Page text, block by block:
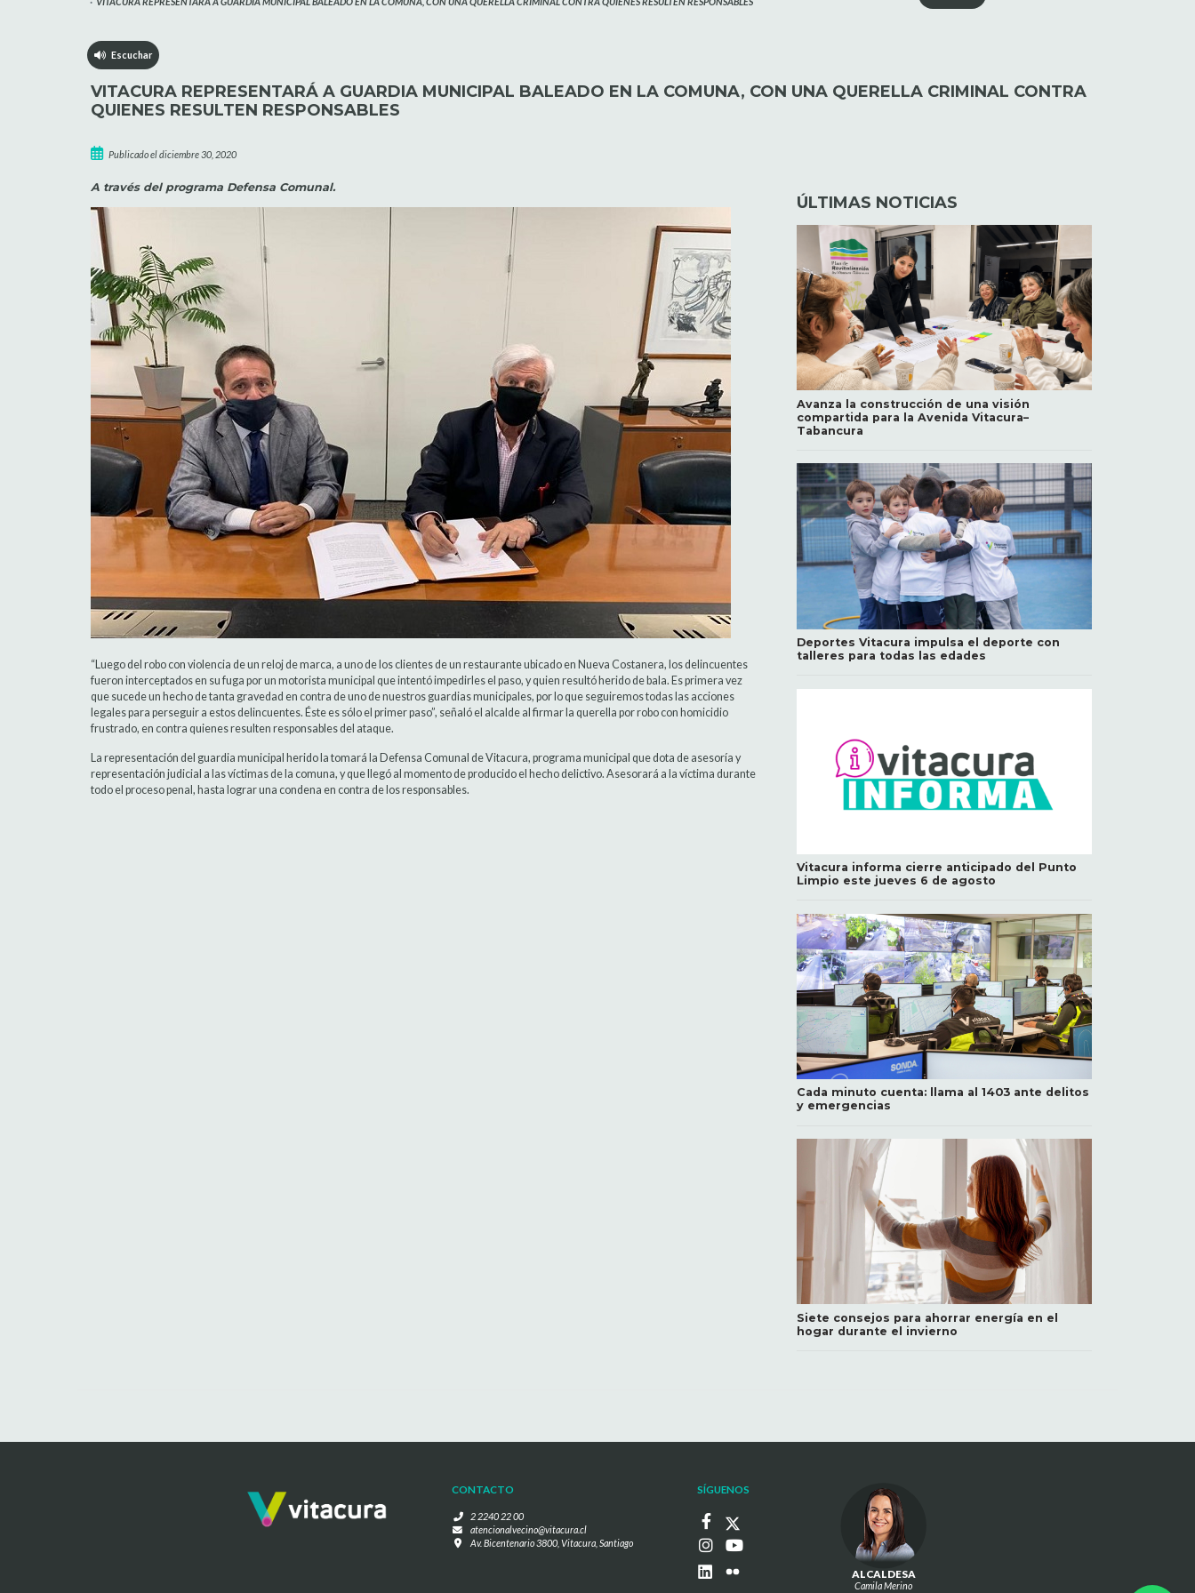
Escuchar
VITACURA REPRESENTARÁ A GUARDIA MUNICIPAL BALEADO EN LA COMUNA, CON UNA QUERELLA CRIMINAL CONTRA
QUIENES RESULTEN RESPONSABLES
Publicado el diciembre 30, 2020
A través del programa Defensa Comunal.
“Luego del robo con violencia de un reloj de marca, a uno de los clientes de un restaurante ubicado en Nueva Costanera, los delincuentes
fueron interceptados en su fuga por un motorista municipal que intentó impedirles el paso, y quien resultó herido de bala. Es primera vez
que sucede un hecho de tanta gravedad en contra de uno de nuestros guardias municipales, por lo que seguiremos todas las acciones
legales para perseguir a estos delincuentes. Éste es sólo el primer paso”, señaló el alcalde al firmar la querella por robo con homicidio
frustrado, en contra quienes resulten responsables del ataque.
La representación del guardia municipal herido la tomará la Defensa Comunal de Vitacura, programa municipal que dota de asesoría y
representación judicial a las víctimas de la comuna, y que llegó al momento de producido el hecho delictivo. Asesorará a la víctima durante
todo el proceso penal, hasta lograr una condena en contra de los responsables.
ÚLTIMAS NOTICIAS
Avanza la construcción de una visión
compartida para la Avenida Vitacura–
Tabancura
Deportes Vitacura impulsa el deporte con
talleres para todas las edades
Vitacura informa cierre anticipado del Punto
Limpio este jueves 6 de agosto
Cada minuto cuenta: llama al 1403 ante delitos
y emergencias
Siete consejos para ahorrar energía en el
hogar durante el invierno
CONTACTO
2 2240 22 00
atencionalvecino@vitacura.cl
Av. Bicentenario 3800, Vitacura, Santiago
SÍGUENOS
ALCALDESA
Camila Merino